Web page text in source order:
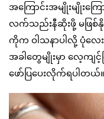
အကြောင်းအမျိုးမျိုး
လက်သည်းနီဆိုးဖို့ မဖြ
ကိုက ဝါသနာပါလို့ ပုံလေ
အခါတွေမျိုးမှာ လေ့ကျ
ဖော်ပြပေးလိုက်ရပါတယ်။